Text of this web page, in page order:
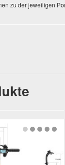
zu der jeweiligen